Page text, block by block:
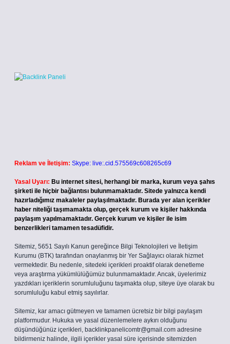
Reklam ve İletişim: Skype: live:.cid.575569c608265c69
Yasal Uyarı: Bu internet sitesi, herhangi bir marka, kurum veya şahıs
şirketi ile hiçbir bağlantısı bulunmamaktadır. Sitede yalnızca kendi
hazırladığımız makaleler paylaşılmaktadır. Burada yer alan içerikler
haber niteliği taşımamakta olup, gerçek kurum ve kişiler hakkında
paylaşım yapılmamaktadır. Gerçek kurum ve kişiler ile isim
benzerlikleri tamamen tesadüfidir.
Sitemiz, 5651 Sayılı Kanun gereğince Bilgi Teknolojileri ve İletişim
Kurumu (BTK) tarafından onaylanmış bir Yer Sağlayıcı olarak hizmet
vermektedir. Bu nedenle, sitedeki içerikleri proaktif olarak denetleme
veya araştırma yükümlülüğümüz bulunmamaktadır. Ancak, üyelerimiz
yazdıkları içeriklerin sorumluluğunu taşımakta olup, siteye üye olarak bu
sorumluluğu kabul etmiş sayılırlar.
Sitemiz, kar amacı gütmeyen ve tamamen ücretsiz bir bilgi paylaşım
platformudur. Hukuka ve yasal düzenlemelere aykırı olduğunu
düşündüğünüz içerikleri, backlinkpanelicomtr@gmail.com adresine
bildirmeniz halinde, ilgili içerikler yasal süre içerisinde sitemizden